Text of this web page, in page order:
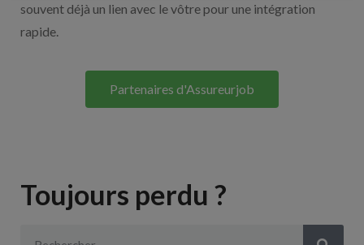
souvent déjà un lien avec le vôtre pour une intégration
rapide.
Partenaires d'Assureurjob
Toujours perdu ?